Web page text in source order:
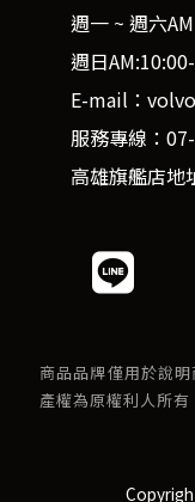
週一 ~ 週六
週日
E-mail：
服務專線：
高雄旗艦店地
商品品牌僅用於說
產權為原權利人所